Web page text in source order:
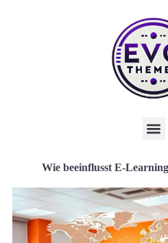
Wie beeinflusst E-